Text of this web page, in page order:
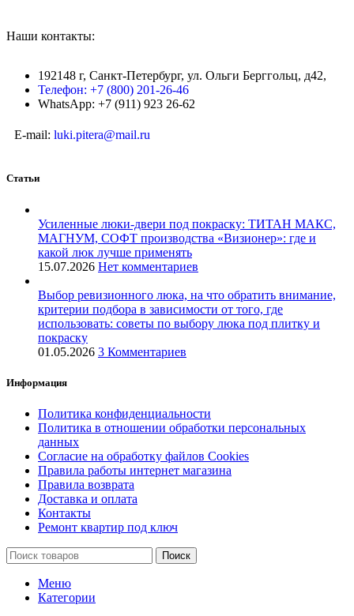
Наши контакты:
192148 г, Санкт-Петербург, ул. Ольги Берггольц, д42,
Телефон: +7 (800) 201-26-46
WhatsApp: +7 (911) 923 26-62
E-mail: luki.pitera@mail.ru
Статьи
Усиленные люки-двери под покраску: ТИТАН МАКС,
МАГНУМ, СОФТ производства «Визионер»: где и
какой люк лучше применять
15.07.2026 Нет комментариев
Выбор ревизионного люка, на что обратить внимание,
критерии подбора в зависимости от того, где
использовать: советы по выбору люка под плитку и
покраску
01.05.2026 3 Комментариев
Информация
Политика конфиденциальности
Политика в отношении обработки персональных
данных
Согласие на обработку файлов Cookies
Правила работы интернет магазина
Правила возврата
Доставка и оплата
Контакты
Ремонт квартир под ключ
Поиск
Меню
Категории